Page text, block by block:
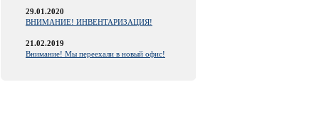
29.01.2020
ВНИМАНИЕ! ИНВЕНТАРИЗАЦИЯ!
21.02.2019
Внимание! Мы переехали в новый офис!